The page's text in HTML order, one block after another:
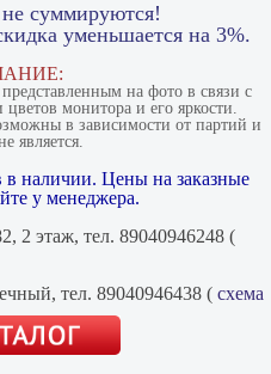
суммируются!
уменьшается на 3%.
на фото в связи с
монитора и его яркости.
в зависимости от партий и
является.
наличии. Цены на заказные
у менеджера.
2 этаж, тел. 89040946248 (
тел. 89040946438 ( схема